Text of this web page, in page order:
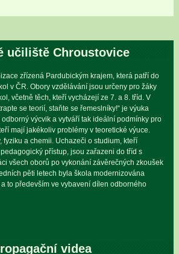
učiliště Chroustovice
zřízená Pardubickým krajem, která patří do
v ČR. Obory vzdělávání jsou určeny pro žáky
včetně těch, kteří vycházejí ze 7. a 8. tříd. V
se teorií, staňte se řemeslníky!“ je výuka
výcvik a vytváří tak ideální podmínky pro
mají jakékoliv problémy v teoretické výuce.
fyziku a chemii. Uchazeči o studium, kteří
přístup, jsou zařazeni do tříd s
všech oborů po vykonání závěrečných zkoušek
pěti letech byla škola modernizována
to především ve vybavení dílen odborného
videa